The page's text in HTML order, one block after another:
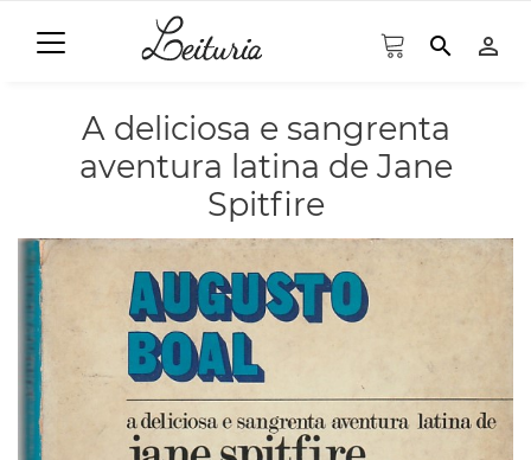
search person_outline
A deliciosa e sangrenta
aventura latina de Jane
Spitfire